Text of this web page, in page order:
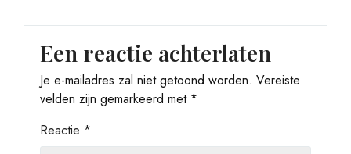
Een reactie achterlaten
Je e-mailadres zal niet getoond worden. Vereiste
velden zijn gemarkeerd met *
Reactie *